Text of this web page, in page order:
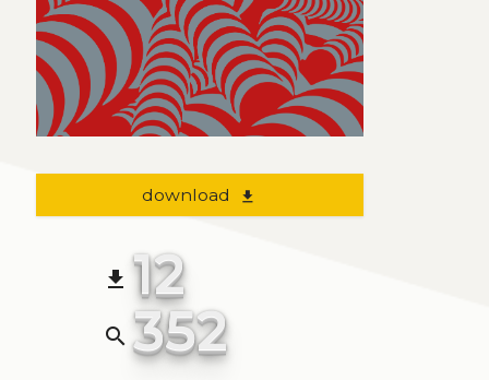
download file_download
file_download 12
search 352